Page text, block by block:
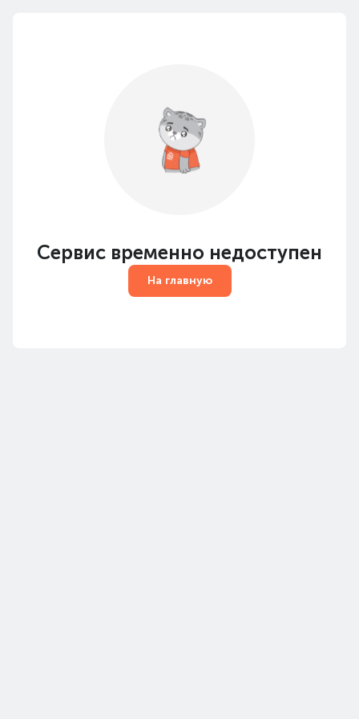
Сервис временно недоступен
На главную